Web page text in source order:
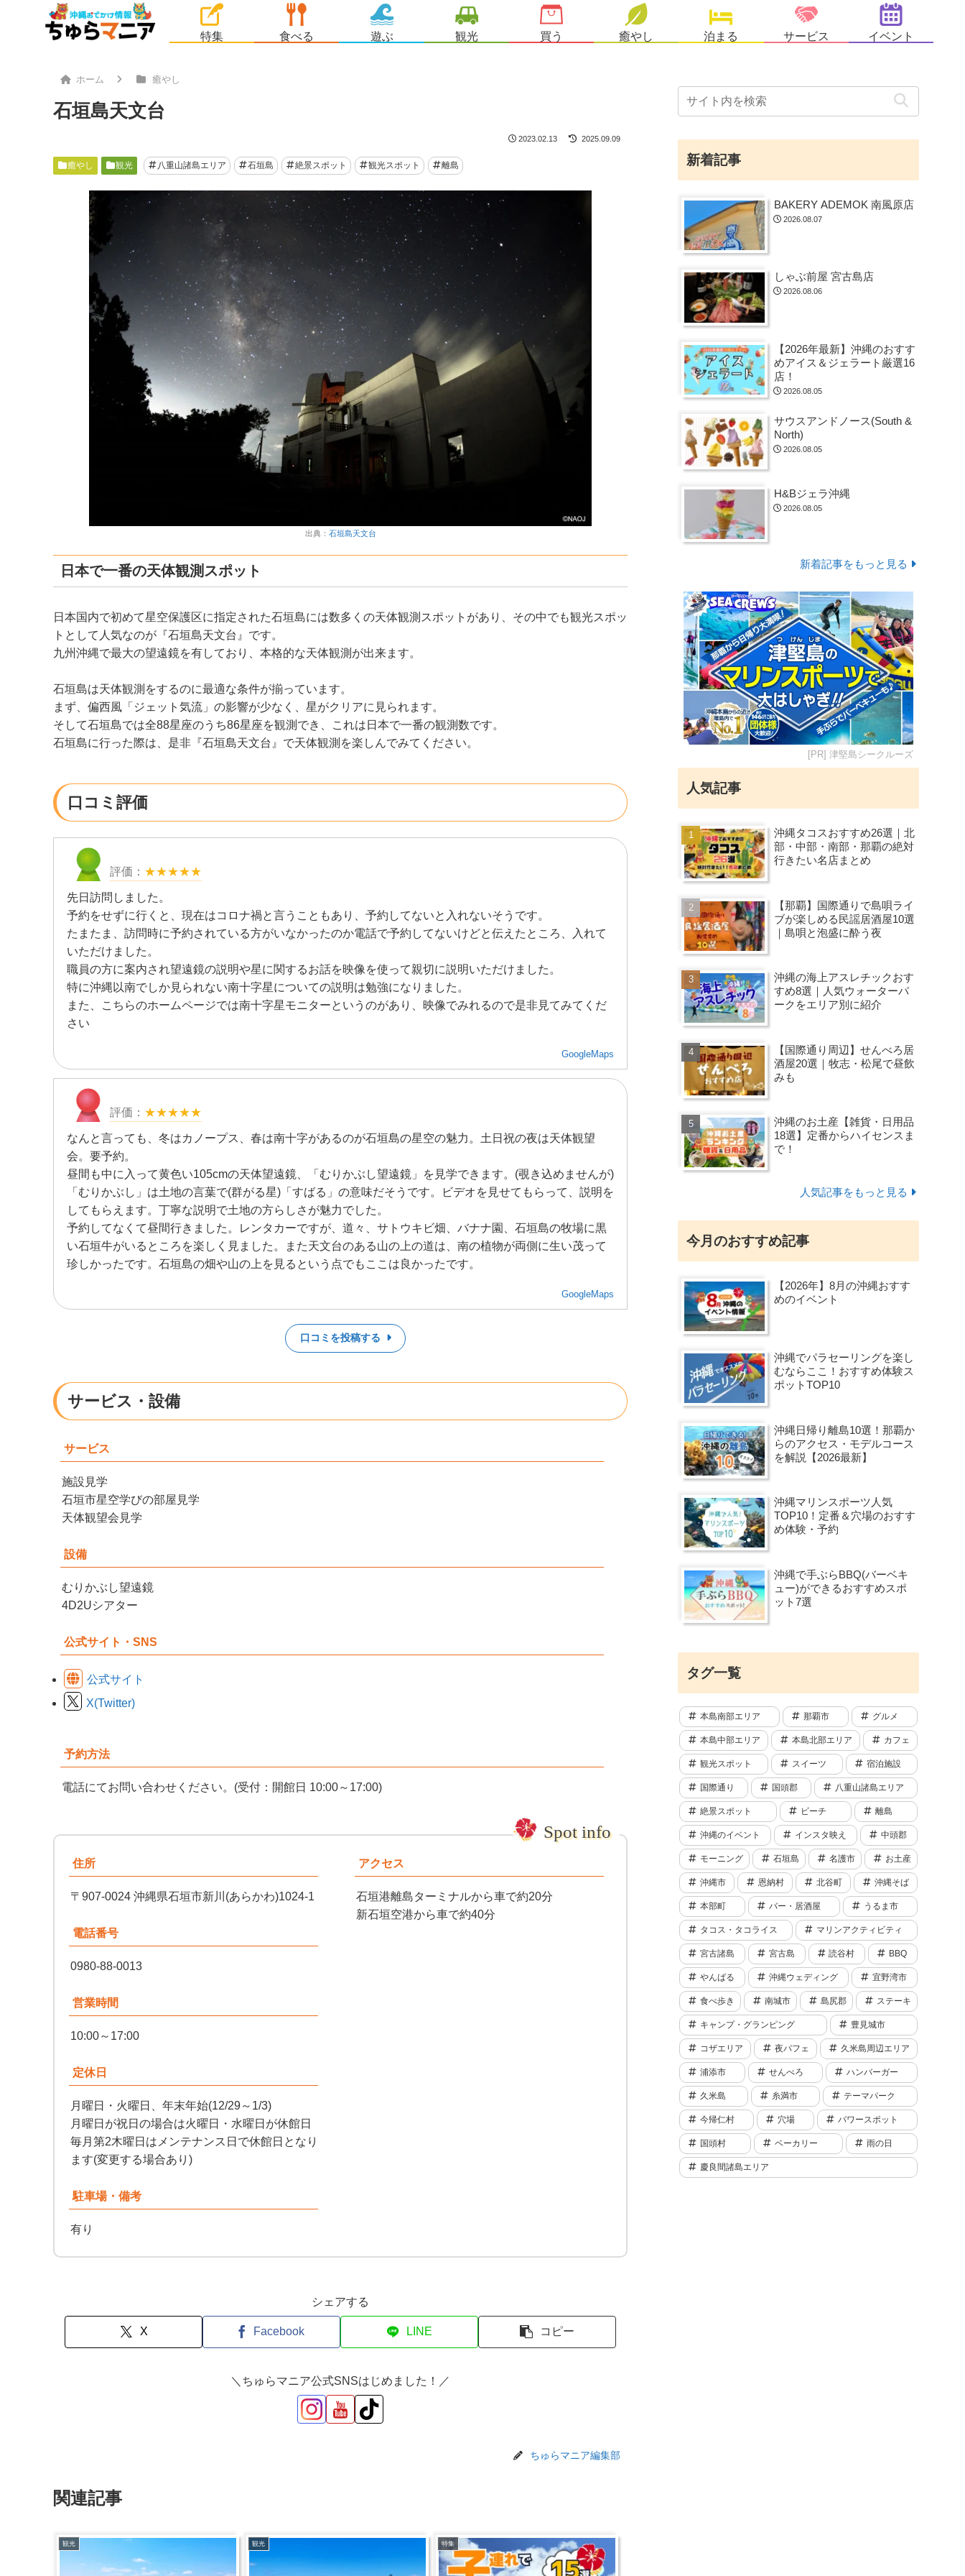
特集 食べる 遊ぶ 観光 買う 癒やし 泊まる サービス イベント
ホーム 癒やし
石垣島天文台
2023.02.13 2025.09.09
癒やし 観光 八重山諸島エリア 石垣島 絶景スポット 観光スポット 離島
出典： 石垣島天文台
日本で一番の天体観測スポット
日本国内で初めて星空保護区に指定された石垣島には数多くの天体観測スポットがあり、その中でも観光スポッ
トとして人気なのが『石垣島天文台』です。
九州沖縄で最大の望遠鏡を有しており、本格的な天体観測が出来ます。
石垣島は天体観測をするのに最適な条件が揃っています。
まず、偏西風「ジェット気流」の影響が少なく、星がクリアに見られます。
そして石垣島では全88星座のうち86星座を観測でき、これは日本で一番の観測数です。
石垣島に行った際は、是非『石垣島天文台』で天体観測を楽しんでみてください。
口コミ評価
★★★★★
先日訪問しました。
予約をせずに行くと、現在はコロナ禍と言うこともあり、予約してないと入れないそうです。
たまたま、訪問時に予約されている方がいなかったのか電話で予約してないけどと伝えたところ、入れて
いただけました。
職員の方に案内され望遠鏡の説明や星に関するお話を映像を使って親切に説明いただけました。
特に沖縄以南でしか見られない南十字星についての説明は勉強になりました。
また、こちらのホームページでは南十字星モニターというのがあり、映像でみれるので是非見てみてくだ
さい
GoogleMaps
★★★★★
なんと言っても、冬はカノープス、春は南十字があるのが石垣島の星空の魅力。土日祝の夜は天体観望
会。要予約。
昼間も中に入って黄色い105cmの天体望遠鏡、「むりかぶし望遠鏡」を見学できます。(覗き込めませんが)
「むりかぶし」は土地の言葉で(群がる星)「すばる」の意味だそうです。ビデオを見せてもらって、説明を
してもらえます。丁寧な説明で土地の方らしさが魅力でした。
予約してなくて昼間行きました。レンタカーですが、道々、サトウキビ畑、バナナ園、石垣島の牧場に黒
い石垣牛がいるところを楽しく見ました。また天文台のある山の上の道は、南の植物が両側に生い茂って
珍しかったです。石垣島の畑や山の上を見るという点でもここは良かったです。
GoogleMaps
口コミを投稿する
サービス・設備
サービス
施設見学
石垣市星空学びの部屋見学
天体観望会見学
設備
むりかぶし望遠鏡
4D2Uシアター
公式サイト・SNS
公式サイト
X(Twitter)
予約方法
電話にてお問い合わせください。(受付：開館日 10:00～17:00)
住所
〒907-0024 沖縄県石垣市新川(あらかわ)1024-1
電話番号
0980-88-0013
営業時間
10:00～17:00
定休日
月曜日・火曜日、年末年始(12/29～1/3)
月曜日が祝日の場合は火曜日・水曜日が休館日
毎月第2木曜日はメンテナンス日で休館日となり
ます(変更する場合あり)
駐車場・備考
有り
アクセス
石垣港離島ターミナルから車で約20分
新石垣空港から車で約40分
シェアする
X Facebook LINE コピー
＼ちゅらマニア公式SNSはじめました！／
ちゅらマニア編集部
関連記事
観光 観光 特集
新着記事
BAKERY ADEMOK 南風原店
2026.08.07
しゃぶ前屋 宮古島店
2026.08.06
【2026年最新】沖縄のおすす
めアイス＆ジェラート厳選16
店！
2026.08.05
サウスアンドノース(South &
North)
2026.08.05
H&Bジェラ沖縄
2026.08.05
新着記事をもっと見る
[PR] 津堅島シークルーズ
人気記事
沖縄タコスおすすめ26選｜北
部・中部・南部・那覇の絶対
行きたい名店まとめ
【那覇】国際通りで島唄ライ
ブが楽しめる民謡居酒屋10選
｜島唄と泡盛に酔う夜
沖縄の海上アスレチックおす
すめ8選｜人気ウォーターパ
ークをエリア別に紹介
【国際通り周辺】せんべろ居
酒屋20選｜牧志・松尾で昼飲
みも
沖縄のお土産【雑貨・日用品
18選】定番からハイセンスま
で！
人気記事をもっと見る
今月のおすすめ記事
【2026年】8月の沖縄おすす
めのイベント
沖縄でパラセーリングを楽し
むならここ！おすすめ体験ス
ポットTOP10
沖縄日帰り離島10選！那覇か
らのアクセス・モデルコース
を解説【2026最新】
沖縄マリンスポーツ人気
TOP10！定番＆穴場のおすす
め体験・予約
沖縄で手ぶらBBQ(バーベキ
ュー)ができるおすすめスポ
ット7選
タグ一覧
本島南部エリア 那覇市 グルメ
本島中部エリア 本島北部エリア カフェ
観光スポット スイーツ 宿泊施設
国際通り 国頭郡 八重山諸島エリア
絶景スポット ビーチ 離島
沖縄のイベント インスタ映え 中頭郡
モーニング 石垣島 名護市 お土産
沖縄市 恩納村 北谷町 沖縄そば
本部町 バー・居酒屋 うるま市
タコス・タコライス マリンアクティビティ
宮古諸島 宮古島 読谷村 BBQ
やんばる 沖縄ウェディング 宜野湾市
食べ歩き 南城市 島尻郡 ステーキ
キャンプ・グランピング 豊見城市
コザエリア 夜パフェ 久米島周辺エリア
浦添市 せんべろ ハンバーガー
久米島 糸満市 テーマパーク
今帰仁村 穴場 パワースポット
国頭村 ベーカリー 雨の日
慶良間諸島エリア